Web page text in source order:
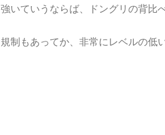
強いていうならば、ドングリの背比
規制もあってか、非常にレベルの低